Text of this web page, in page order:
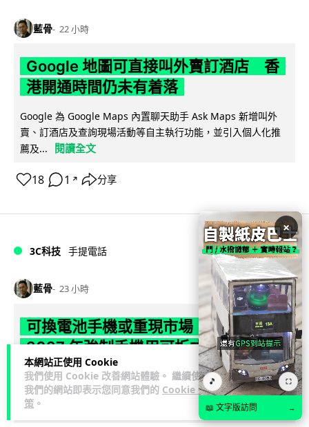
本網站正使用 Cookie
我們使用 Cookie 改善網站體驗。 繼續使用
我們的網站即表示您同意我們的 Cookie 政
策 。
藍骨 22 小時
Google 地圖可直接叫外賣訂酒店 香
港開通時間仍未有着落
Google 為 Google Maps 內置聊天助手 Ask Maps 新增叫外
賣、訂酒店及查詢現場活動等自主執行功能，並引入個人化推
薦及...
閱讀全文
18 1 ↗ 分享
3C科技 手提電話
藍骨 23 小時
可換電池手機或重現市場 歐盟新例
2027 年強制手機用可拆式電池
歐盟新例將於 2027 年 2 月 18 日生效，規定手機及平板電腦電
池須可由用戶自行拆換，目標是延長裝置壽命及減少電子垃
圾。現時 Sams...
×
🎵 ⛶
📖 文字版訪問 →